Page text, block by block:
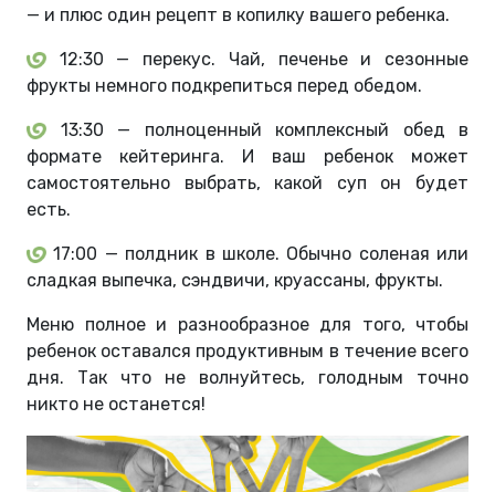
— и плюс один рецепт в копилку вашего ребенка.
12:30 — перекус. Чай, печенье и сезонные
фрукты немного подкрепиться перед обедом.
13:30 — полноценный комплексный обед в
формате кейтеринга. И ваш ребенок может
самостоятельно выбрать, какой суп он будет
есть.
17:00 — полдник в школе. Обычно соленая или
сладкая выпечка, сэндвичи, круассаны, фрукты.
Меню полное и разнообразное для того, чтобы
ребенок оставался продуктивным в течение всего
дня. Так что не волнуйтесь, голодным точно
никто не останется!